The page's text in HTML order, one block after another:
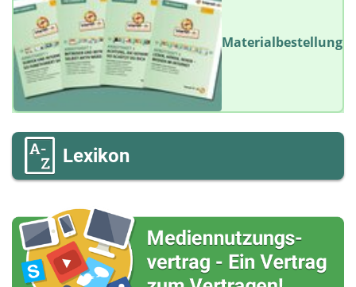
Materialbestellung
Lexikon